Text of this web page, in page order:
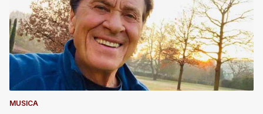
MUSICA